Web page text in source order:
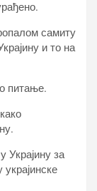
самиту
и то на
питање.
Украјину за